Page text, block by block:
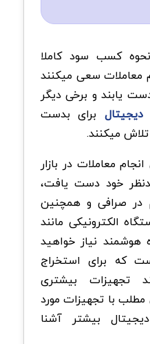
کسب سود کاملا
معاملات سعی میکنند
یابند و برخی دیگر
برای بدست
میکنند.
معاملات در بازار
خود دست یافت،
در صرافی و همچنین
الکترونیکی مانند
نیاز خواهید
که برای استخراج
تجهیزات بیشتری
با تجهیزات مورد
بیشتر آشنا